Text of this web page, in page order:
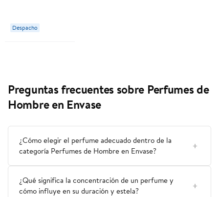
Despacho
Preguntas frecuentes sobre Perfumes de
Hombre en Envase
¿Cómo elegir el perfume adecuado dentro de la
categoría Perfumes de Hombre en Envase?
¿Qué significa la concentración de un perfume y
cómo influye en su duración y estela?